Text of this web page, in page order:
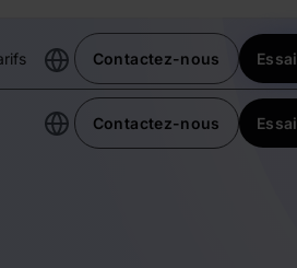
Contactez-nous
Contactez-nous